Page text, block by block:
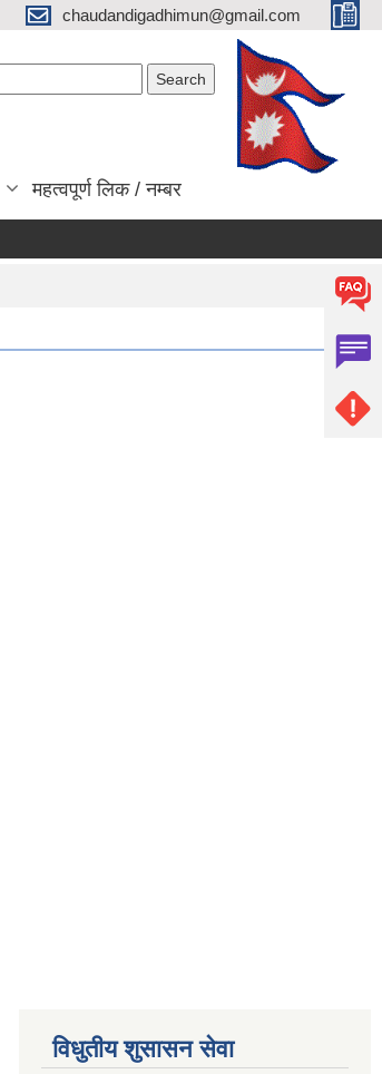
chaudandigadhimun@gmail.com
महत्वपूर्ण लिक / नम्बर
विधुतीय शुसासन सेवा